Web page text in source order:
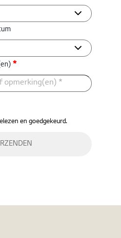
*
en goedgekeurd.